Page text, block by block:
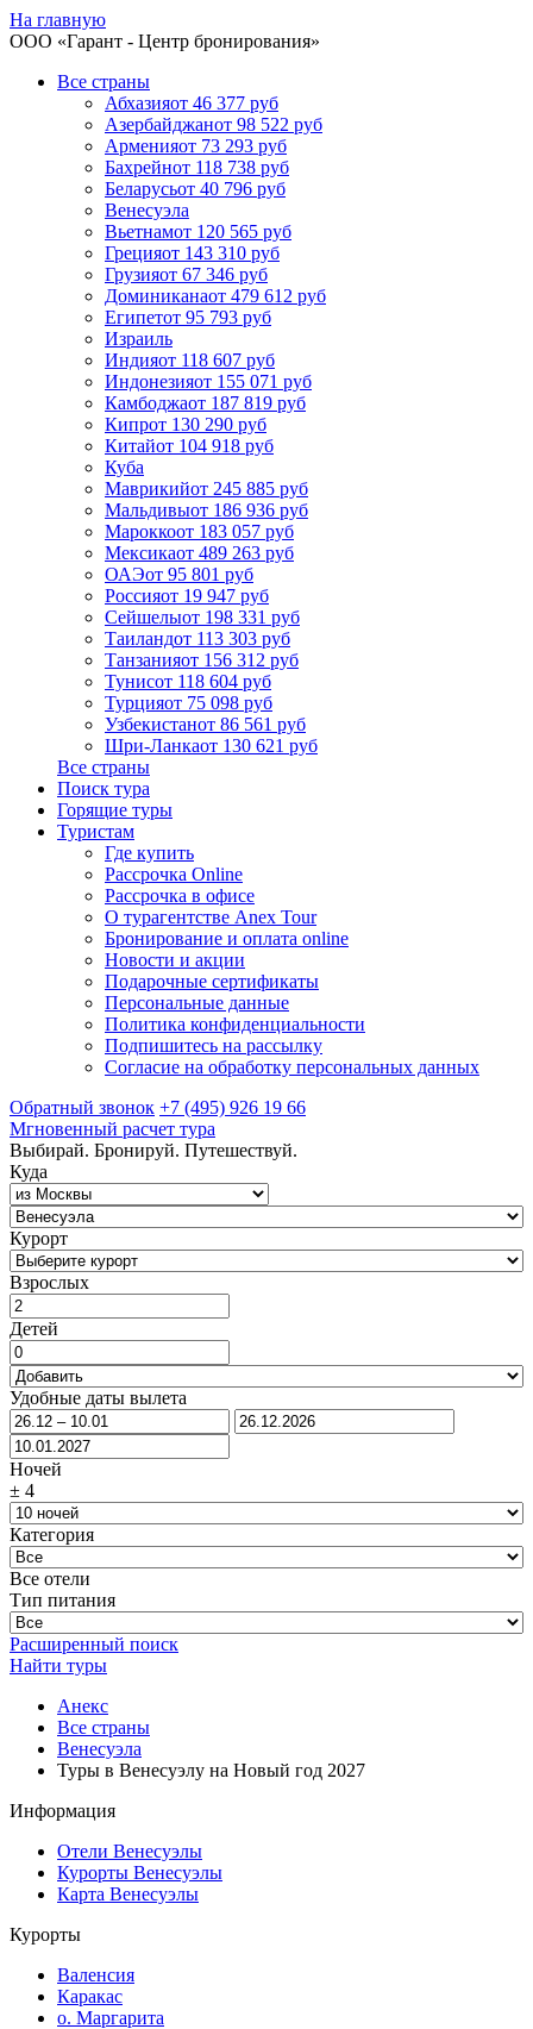
На главную
ООО «Гарант - Центр бронирования»
Все страны
Абхазияот 46 377 руб
Азербайджанот 98 522 руб
Арменияот 73 293 руб
Бахрейнот 118 738 руб
Беларусьот 40 796 руб
Венесуэла
Вьетнамот 120 565 руб
Грецияот 143 310 руб
Грузияот 67 346 руб
Доминиканаот 479 612 руб
Египетот 95 793 руб
Израиль
Индияот 118 607 руб
Индонезияот 155 071 руб
Камбоджаот 187 819 руб
Кипрот 130 290 руб
Китайот 104 918 руб
Куба
Маврикийот 245 885 руб
Мальдивыот 186 936 руб
Мароккоот 183 057 руб
Мексикаот 489 263 руб
ОАЭот 95 801 руб
Россияот 19 947 руб
Сейшелыот 198 331 руб
Таиландот 113 303 руб
Танзанияот 156 312 руб
Тунисот 118 604 руб
Турцияот 75 098 руб
Узбекистанот 86 561 руб
Шри-Ланкаот 130 621 руб
Все страны
Поиск тура
Горящие туры
Туристам
Где купить
Рассрочка Online
Рассрочка в офисе
О турагентстве Anex Tour
Бронирование и оплата online
Новости и акции
Подарочные сертификаты
Персональные данные
Политика конфиденциальности
Подпишитесь на рассылку
Согласие на обработку персональных данных
Обратный звонок +7 (495) 926 19 66
Мгновенный расчет тура
Выбирай. Бронируй. Путешествуй.
Куда
Курорт
Взрослых
Детей
Удобные даты вылета
Ночей
± 4
Категория
Все отели
Тип питания
Расширенный поиск
Найти туры
Анекс
Все страны
Венесуэла
Туры в Венесуэлу на Новый год 2027
Информация
Отели Венесуэлы
Курорты Венесуэлы
Карта Венесуэлы
Курорты
Валенсия
Каракас
о. Маргарита